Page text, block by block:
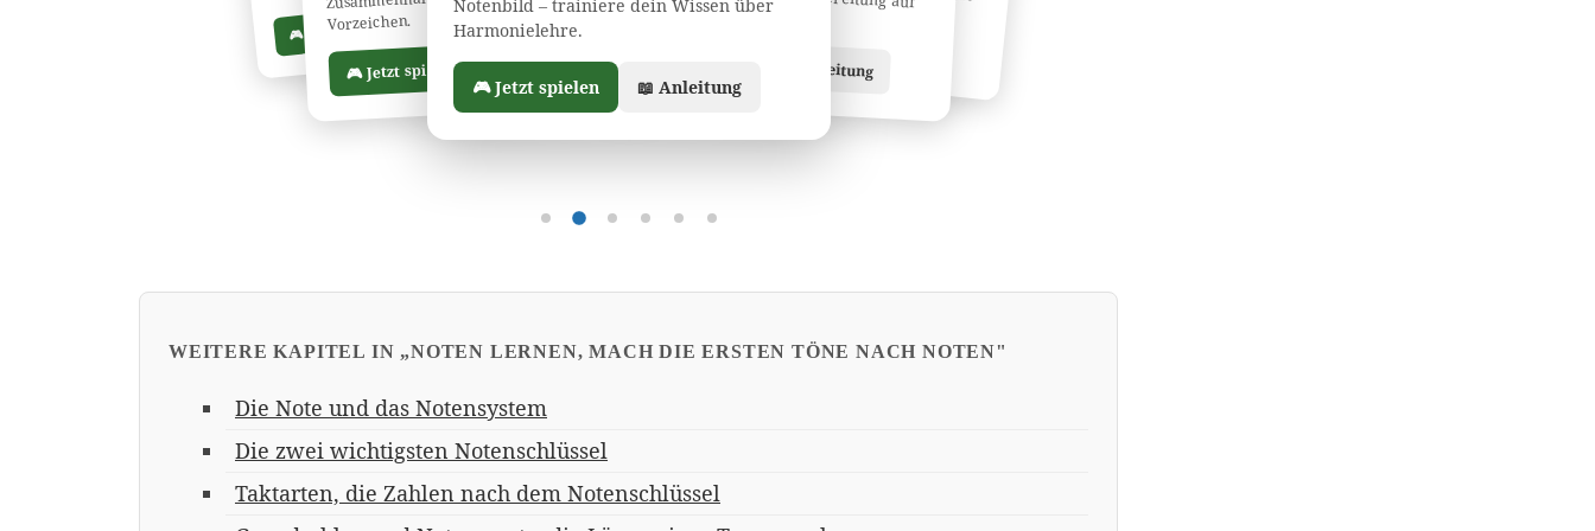
Vorzeichen.
🎮 Jetzt spielen 📖 Anleitung
Notenbild – trainiere dein Wissen über
Harmonielehre.
🎮 Jetzt spielen 📖 Anleitung
Musikklausuren.
📖 Anleitung
🎮 Jetzt spielen 📖 Anleitung
Übung 1
Übung 2
Übung 3Übung 4Übung 5Übung 6
WEITERE KAPITEL IN „NOTEN LERNEN, MACH DIE ERSTEN TÖNE NACH NOTEN"
Die Note und das Notensystem
Die zwei wichtigsten Notenschlüssel
Taktarten, die Zahlen nach dem Notenschlüssel